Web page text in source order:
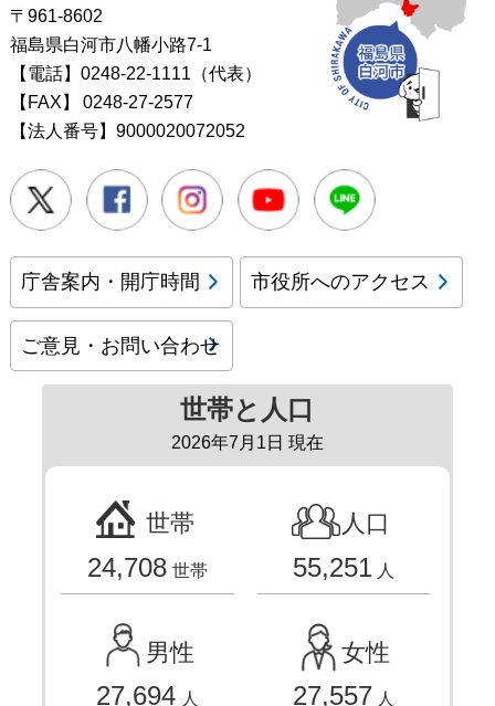
〒961-8602
福島県白河市八幡小路7-1
【電話】0248-22-1111（代表）
【FAX】
0248-27-2577
【法人番号】9000020072052
Twitter FacebookInstagramYoutube
庁舎案内・開庁時間 市役所へのアクセス
ご意見・お問い合わせ
世帯と人口
2026年7月1日 現在
世帯
24,708 世帯
人口
55,251 人
男性
27,694 人
女性
27,557 人